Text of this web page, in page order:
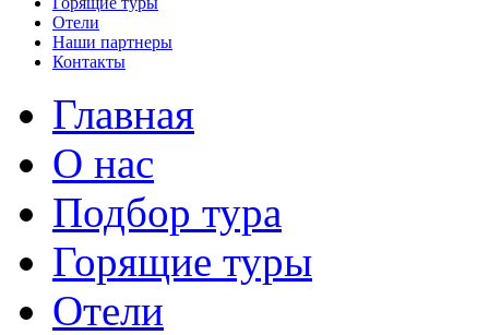
Отели
Наши партнеры
Контакты
Главная
О нас
Подбор тура
Горящие туры
Отели